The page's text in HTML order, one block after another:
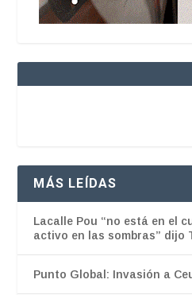
MÁS LEÍDAS
Lacalle Pou “no está en el
activo en las sombras” dijo
Punto Global: Invasión a